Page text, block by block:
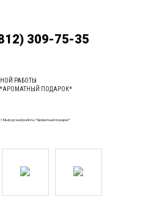
309-75-35
РАБОТЫ
*АРОМАТНЫЙ ПОДАРОК*